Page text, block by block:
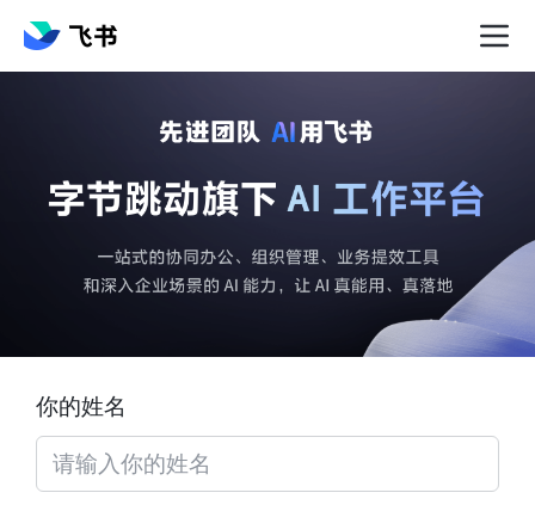
你的姓名